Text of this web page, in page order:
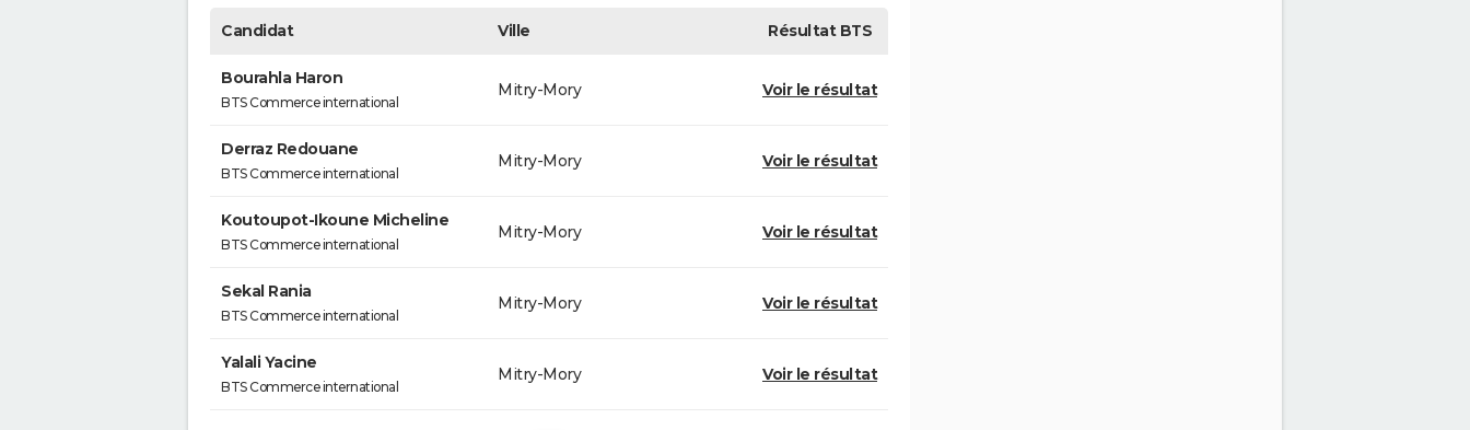
Candidat Ville RésultatBTS
Bourahla Haron
BTS Commerce international
Mitry-Mory Voir le résultat
Derraz Redouane
BTS Commerce international
Mitry-Mory Voir le résultat
Koutoupot-Ikoune Micheline
BTS Commerce international
Mitry-Mory Voir le résultat
Sekal Rania
BTS Commerce international
Mitry-Mory Voir le résultat
Yalali Yacine
BTS Commerce international
Mitry-Mory Voir le résultat